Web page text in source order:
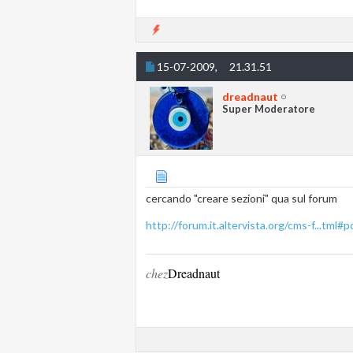
15-07-2009, 21.31.51
dreadnaut
Super Moderatore
cercando "creare sezioni" qua sul forum
http://forum.it.altervista.org/cms-
chezDreadnaut